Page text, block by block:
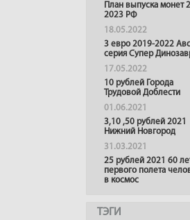
План выпуска монет
2023 РФ
18.05.2022
3 евро 2019-2022
серия Супер
17.05.2022
10 рублей Города
Трудовой Доблести
01.06.2021
3,10 ,50 рублей 2021
Нижний Новгород
31.03.2021
25 рублей 2021 60
первого полета
в космос
ТЭГИ